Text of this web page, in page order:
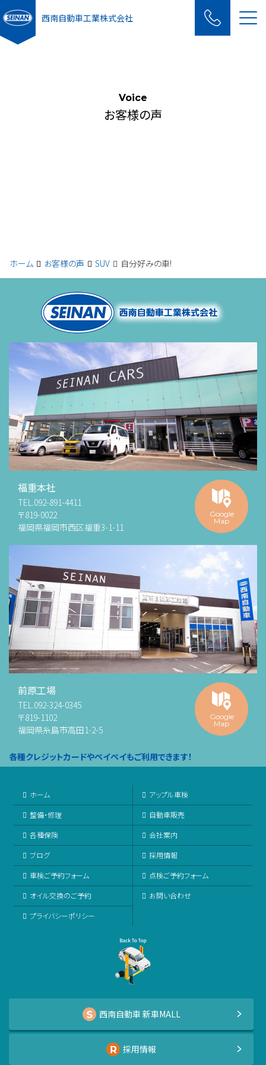
西南自動車工業株式会社
Voice
お客様の声
ホーム お客様の声 SUV 自分好みの車!
福重本社
TEL.092-891-4411
〒819-0022
福岡県福岡市西区福重3-1-11
Google
Map
前原工場
TEL.092-324-0345
〒819-1102
福岡県糸島市高田1-2-5
Google
Map
各種クレジットカードやペイペイもご利用できます！
ホーム
アップル車検
整備・修理
自動車販売
各種保険
会社案内
ブログ
採用情報
車検ご予約フォーム
点検ご予約フォーム
オイル交換のご予約
お問い合わせ
プライバシーポリシー
西南自動車 新車MALL
採用情報